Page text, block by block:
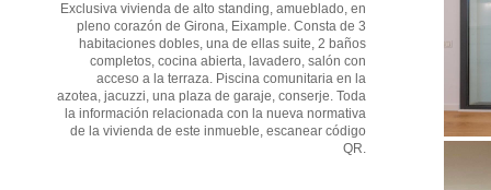
Exclusiva vivienda de alto standing, amueblado, en
pleno corazón de Girona, Eixample. Consta de 3
habitaciones dobles, una de ellas suite, 2 baños
completos, cocina abierta, lavadero, salón con
acceso a la terraza. Piscina comunitaria en la
azotea, jacuzzi, una plaza de garaje, conserje. Toda
la información relacionada con la nueva normativa
de la vivienda de este inmueble, escanear código
QR.